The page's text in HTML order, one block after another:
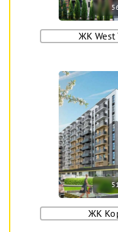
ЖК West
ЖК